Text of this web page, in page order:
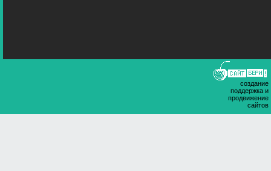
создание
поддержка и
продвижение
сайтов